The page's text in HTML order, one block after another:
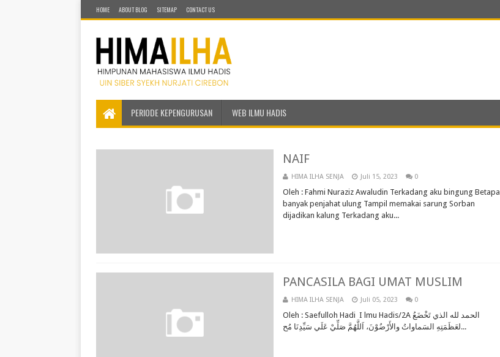
HOME ABOUT BLOG SITEMAP CONTACT US
PERIODE KEPENGURUSAN WEB ILMU HADIS
NAIF
HIMA ILHA SENJA Juli 15, 2023 0
Oleh : Fahmi Nuraziz Awaludin Terkadang aku bingung Betapa
banyak penjahat ulung Tampil memakai sarung Sorban
dijadikan kalung Terkadang aku...
PANCASILA BAGI UMAT MUSLIM
HIMA ILHA SENJA Juli 05, 2023 0
Oleh : Saefulloh Hadi I lmu Hadis/2A الحمد لله الذي تَخْضَعُ
لعَظَمَتِهِ السَماواتُ والأَرْضُوْنَ، اَللَّهُمَّ صَلِّيْ عَلَي سَيِّدِنَا مُح...